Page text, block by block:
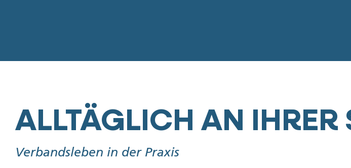
ALLTÄGLICH AN IHRER
Verbandsleben in der Praxis